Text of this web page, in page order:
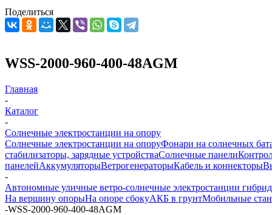
Поделиться
WSS-2000-960-400-48AGM
Главная
-
Каталог
-
Солнечные электростанции на опору
Солнечные электростанции на опоруФонари на солнечных
стабилизаторы, зарядные устройстваСолнечные панели
панелейАккумуляторыВетрогенераторыКабель и коннекторы
-
Автономные уличные ветро-солнечные электростанции
На вершину опорыНа опоре сбокуАКБ в грунтМобильные
-WSS-2000-960-400-48AGM